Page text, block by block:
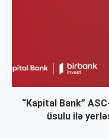
“Kapital Bank”
üsulu ilə